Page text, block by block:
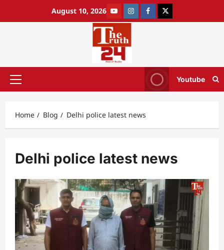
August 10, 2026
Youtube
Home Blog Delhi police latest news
Delhi police latest news